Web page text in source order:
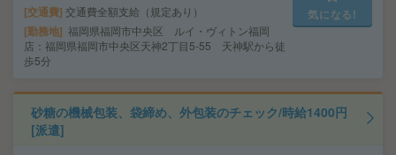
交通費 交通費全額支給（規定あり）
勤務地 福岡県福岡市中央区 ルイ・ヴィトン福岡
店：福岡県福岡市中央区天神2丁目5-55 天神駅から徒
歩5分
気になる!
砂糖の機械包装、袋締め、外包装のチェック/時給1400円
[派遣]